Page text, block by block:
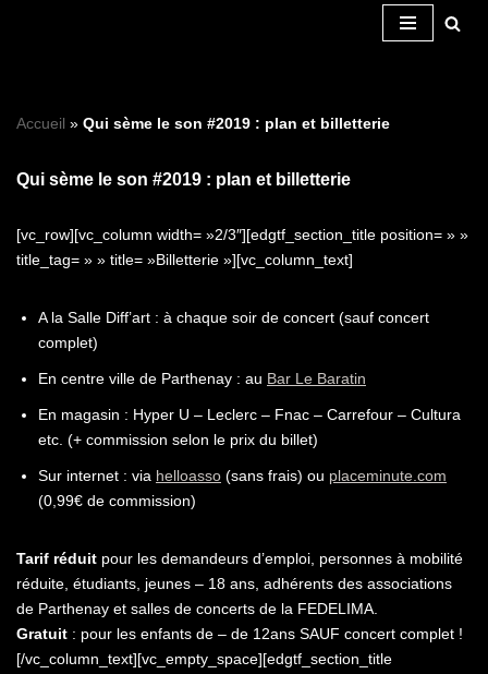
Accueil » Qui sème le son #2019 : plan et billetterie
Qui sème le son #2019 : plan et billetterie
[vc_row][vc_column width= »2/3″][edgtf_section_title position= » »
title_tag= » » title= »Billetterie »][vc_column_text]
A la Salle Diff’art : à chaque soir de concert (sauf concert
complet)
En centre ville de Parthenay : au Bar Le Baratin
En magasin : Hyper U – Leclerc – Fnac – Carrefour – Cultura
etc. (+ commission selon le prix du billet)
Sur internet : via helloasso (sans frais) ou placeminute.com
(0,99€ de commission)
Tarif réduit pour les demandeurs d’emploi, personnes à mobilité
réduite, étudiants, jeunes – 18 ans, adhérents des associations
de Parthenay et salles de concerts de la FEDELIMA.
Gratuit : pour les enfants de – de 12ans SAUF concert complet !
[/vc_column_text][vc_empty_space][edgtf_section_title